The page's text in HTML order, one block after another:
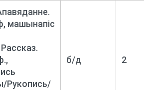
машынапіс
Рукопись/
б/д 2